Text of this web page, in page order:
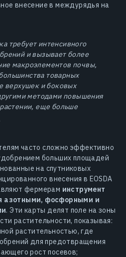
внесение в междурядья на
требует интенсивного
и вызывает более
макроэлементов почвы,
товарных
верхушек и боковых
методами повышения
еще больше
часто сложно эффективно
больших площадей
на спутниковых
внесения в EOSDA
фермерам инструмент
азотными, фосфорными и
. Эти карты делят поле на зоны
растительности, показывая:
растительностью, где
для предотвращения
рост посевов;